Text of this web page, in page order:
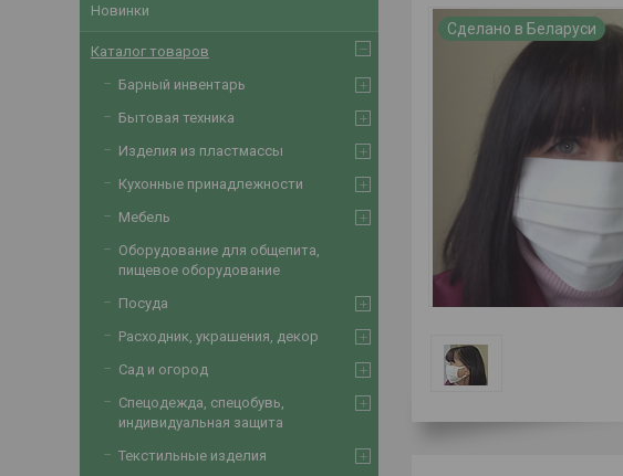
Сделано в Беларуси
Новинки
Каталог товаров
Барный инвентарь
Бытовая техника
Изделия из пластмассы
Кухонные принадлежности
Мебель
Оборудование для общепита,
пищевое оборудование
Посуда
Расходник, украшения, декор
Сад и огород
Спецодежда, спецобувь,
индивидуальная защита
Текстильные изделия